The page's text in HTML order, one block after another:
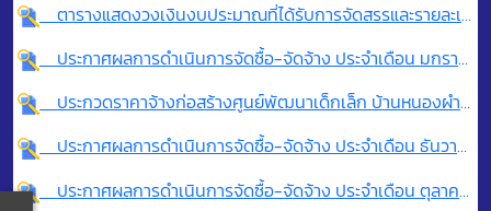
ตารางแสดงวงเงินงบประมาณที่ได้รับการจัดสรรและรายละเอียดค่าใช้จ่ายการจีดซื้อจัดจ้างที่ไม่ใช่งานก่อสร้าง
ประกาศผลการดำเนินการจัดซื้อ-จัดจ้าง ประจำเดือน มกราคม พ.ศ. 2569
ประกวดราคาจ้างก่อสร้างศูนย์พัฒนาเด็กเล็ก บ้านหนองผำ หมู่ที่ 9 ต.แม่สรวย อ.แม่สรวย จ.เชียงราย (ตามแบบเทศบาลตำบลเวียงสรวยกำหนด) ด้วยวิธีประกวดราคาอิเล็กทรอนิกส์ (e-bidding)
ประกาศผลการดำเนินการจัดซื้อ-จัดจ้าง ประจำเดือน ธันวาคม พ.ศ.2568
ประกาศผลการดำเนินการจัดซื้อ-จัดจ้าง ประจำเดือน ตุลาคม พ.ศ. 2568